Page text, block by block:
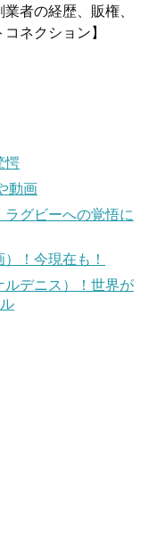
者の経歴、販権、
ネクション】
愕
動画
グビーへの覚悟に
！今現在も！
ルデニス）！世界が